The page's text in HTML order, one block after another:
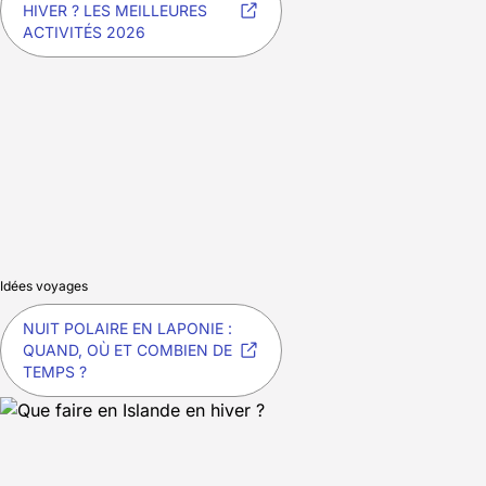
HIVER ? LES MEILLEURES
ACTIVITÉS 2026
Idées voyages
NUIT POLAIRE EN LAPONIE :
QUAND, OÙ ET COMBIEN DE
TEMPS ?